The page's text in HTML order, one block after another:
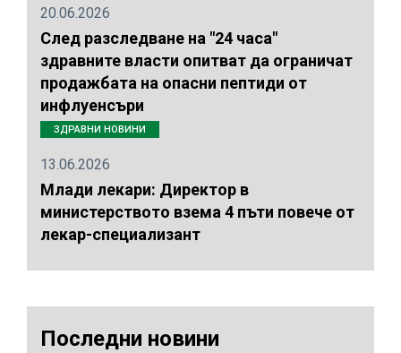
20.06.2026
След разследване на "24 часа"
здравните власти опитват да ограничат
продажбата на опасни пептиди от
инфлуенсъри
ЗДРАВНИ НОВИНИ
13.06.2026
Млади лекари: Директор в
министерството взема 4 пъти повече от
лекар-специализант
Последни новини